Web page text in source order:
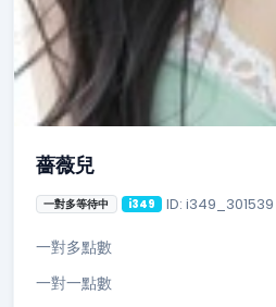
薔薇兒
一對多等待中 i349 ID: i349_301539
一對多點數
一對一點數